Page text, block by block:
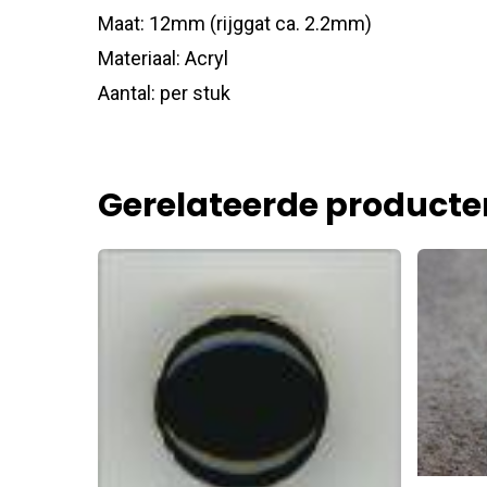
Maat: 12mm (rijggat ca. 2.2mm)
Materiaal: Acryl
Aantal: per stuk
Gerelateerde